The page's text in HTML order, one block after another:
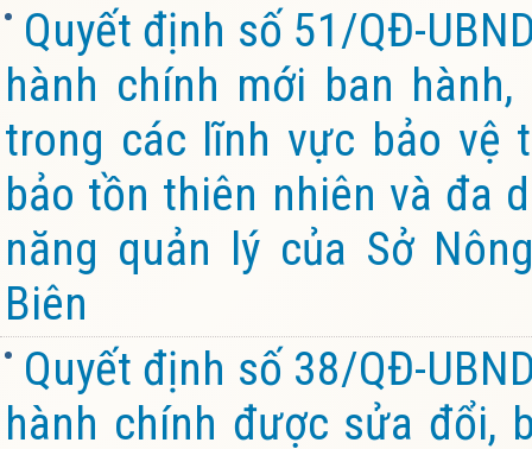
Quyết định số 51/QĐ-
hành chính mới ban
trong các lĩnh vực bảo vệ
bảo tồn thiên nhiên và đa
năng quản lý của Sở
Biên
Quyết định số 38/QĐ-
hành chính được sửa đổi,